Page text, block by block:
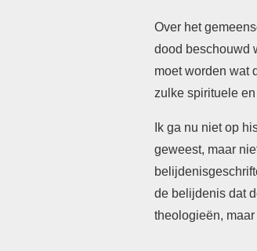
Over het
dood beschouwd
moet worden wat
zulke spirituele
Ik ga nu niet op
geweest, maar
de belijdenis dat
theologieën,